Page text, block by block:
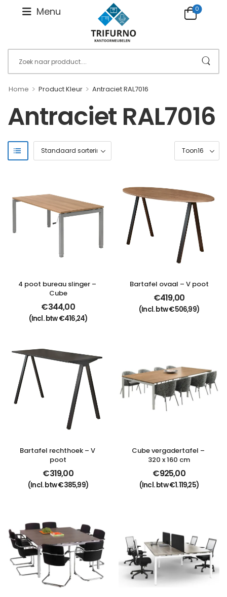
Menu 0
Home > Product Kleur > Antraciet RAL7016
Antraciet RAL7016
4 poot bureau slinger –
Cube
€344,00
(Incl. btw€416,24)
Bartafel ovaal – V poot
€419,00
(Incl. btw€506,99)
Bartafel rechthoek – V
poot
€319,00
(Incl. btw€385,99)
Cube vergadertafel –
320 x 160 cm
€925,00
(Incl. btw€1.119,25)